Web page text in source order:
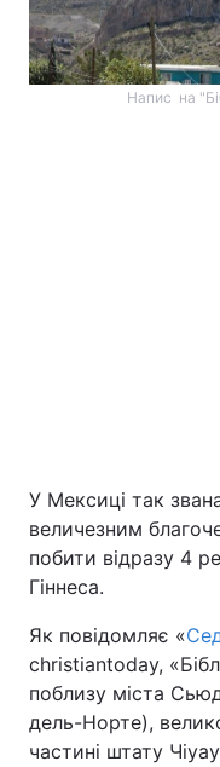
Напис на
У Мексиці так
величезним
побити відразу 4
Гіннеса.
Як повідомляє «
christiantoday,
поблизу міста
дель-Норте),
частині штату